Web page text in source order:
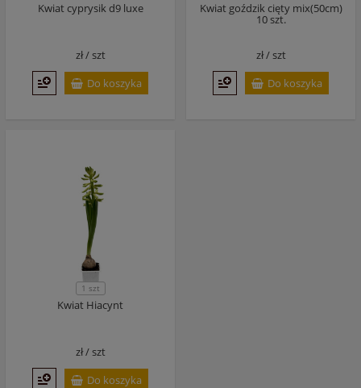
Kwiat cyprysik d9 luxe
zł /szt
Do koszyka
Kwiat goździk cięty mix(50cm)
10 szt.
zł /szt
Do koszyka
1 szt
Kwiat Hiacynt
zł /szt
Do koszyka